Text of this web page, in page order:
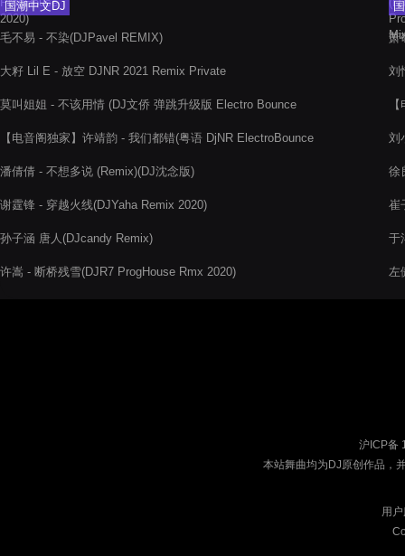
国潮中文DJ
毛不易 - 不染(DJPavel REMIX)
大籽 Lil E - 放空 DJNR 2021 Remix Private
莫叫姐姐 - 不该用情 (DJ文侨 弹跳升级版 Electro Bounce
【电音阁独家】许靖韵 - 我们都错(粤语 DjNR ElectroBounce
潘倩倩 - 不想多说 (Remix)(DJ沈念版)
谢霆锋 - 穿越火线(DJYaha Remix 2020)
孙子涵 唐人(DJcandy Remix)
许嵩 - 断桥残雪(DJR7 ProgHouse Rmx 2020)
萧
刘
刘
徐
崔
于
左
沪ICP备
本站舞曲均为DJ原创作品，
用